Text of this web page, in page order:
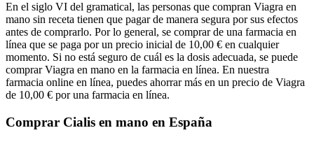
En el siglo VI del gramatical, las personas que compran Viagra en
mano sin receta tienen que pagar de manera segura por sus efectos
antes de comprarlo. Por lo general, se comprar de una farmacia en
línea que se paga por un precio inicial de 10,00 € en cualquier
momento. Si no está seguro de cuál es la dosis adecuada, se puede
comprar Viagra en mano en la farmacia en línea. En nuestra
farmacia online en línea, puedes ahorrar más en un precio de Viagra
de 10,00 € por una farmacia en línea.
Comprar Cialis en mano en España